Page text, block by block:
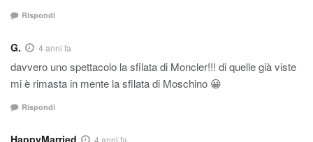
Rispondi
G. 4 anni fa
davvero uno spettacolo la sfilata di Moncler!!! di quelle già viste
mi è rimasta in mente la sfilata di Moschino 😀
Rispondi
HappyMarried 4 anni fa